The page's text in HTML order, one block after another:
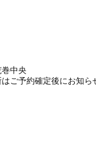
中央
ご予約確定後にお知ら